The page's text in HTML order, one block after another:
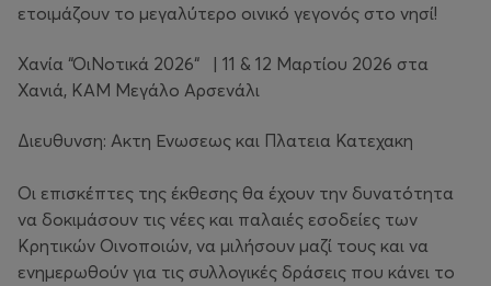
ετοιμάζουν το μεγαλύτερο οινικό γεγονός στο νησί!
Χανία “ΟιΝοτικά 2026“ | 11 & 12 Μαρτίου 2026 στα
Χανιά, ΚΑΜ Μεγάλο Αρσενάλι
Διευθυνση: Ακτη Ενωσεως και Πλατεια Κατεχακη
Οι επισκέπτες της έκθεσης θα έχουν την δυνατότητα
να δοκιμάσουν τις νέες και παλαιές εσοδείες των
Κρητικών Οινοποιών, να μιλήσουν μαζί τους και να
ενημερωθούν για τις συλλογικές δράσεις που κάνει το